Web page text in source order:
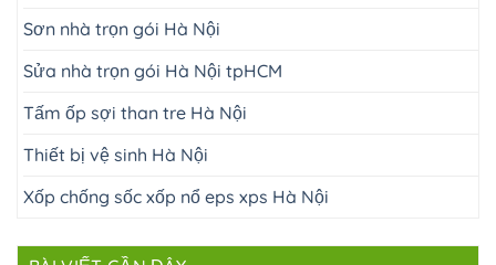
Sơn nhà trọn gói Hà Nội
Sửa nhà trọn gói Hà Nội tpHCM
Tấm ốp sợi than tre Hà Nội
Thiết bị vệ sinh Hà Nội
Xốp chống sốc xốp nổ eps xps Hà Nội